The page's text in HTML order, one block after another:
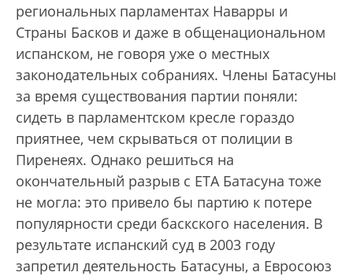
региональных парламентах Наварры и
Страны Басков и даже в общенациональном
испанском, не говоря уже о местных
законодательных собраниях. Члены Батасуны
за время существования партии поняли:
сидеть в парламентском кресле гораздо
приятнее, чем скрываться от полиции в
Пиренеях. Однако решиться на
окончательный разрыв с ЕТА Батасуна тоже
не могла: это привело бы партию к потере
популярности среди баскского населения. В
результате испанский суд в 2003 году
запретил деятельность Батасуны, а Евросоюз